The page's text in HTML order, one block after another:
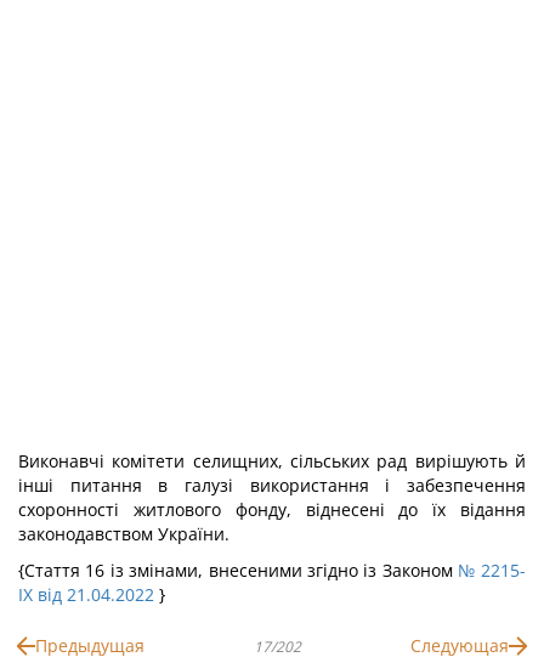
Виконавчі комітети селищних, сільських рад вирішують й
інші питання в галузі використання і забезпечення
схоронності житлового фонду, віднесені до їх відання
законодавством України.
{Стаття 16 із змінами, внесеними згідно із Законом № 2215-
IX від 21.04.2022 }
Предыдущая 17/202 Следующая